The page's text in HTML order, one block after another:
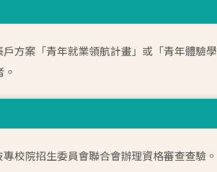
方案「青年就業領航計畫」或「青年體驗學
校院招生委員會聯合會辦理資格審查查驗。